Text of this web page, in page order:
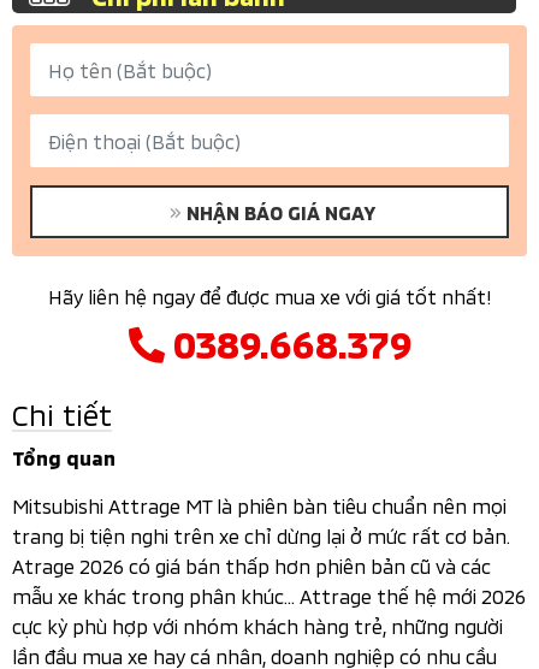
NHẬN BÁO GIÁ NGAY
Hãy liên hệ ngay để được mua xe với giá tốt nhất!
0389.668.379
Chi tiết
Tổng quan
Mitsubishi Attrage MT là phiên bàn tiêu chuẩn nên mọi
trang bị tiện nghi trên xe chỉ dừng lại ở mức rất cơ bản.
Atrage 2026 có giá bán thấp hơn phiên bản cũ và các
mẫu xe khác trong phân khúc… Attrage thế hệ mới 2026
cực kỳ phù hợp với nhóm khách hàng trẻ, những người
lần đầu mua xe hay cá nhân, doanh nghiệp có nhu cầu